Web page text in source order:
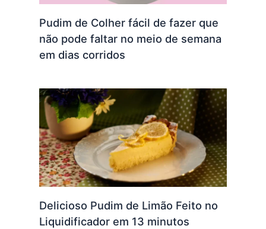
Pudim de Colher fácil de fazer que
não pode faltar no meio de semana
em dias corridos
Delicioso Pudim de Limão Feito no
Liquidificador em 13 minutos